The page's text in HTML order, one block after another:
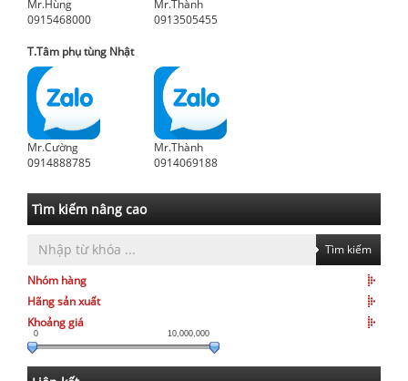
Mr.Hùng
0915468000
Mr.Thành
0913505455
T.Tâm phụ tùng Nhật
Mr.Cường
0914888785
Mr.Thành
0914069188
Tìm kiếm nâng cao
Tìm kiếm
Nhóm hàng
Hãng sản xuất
Khoảng giá
0 10,000,000